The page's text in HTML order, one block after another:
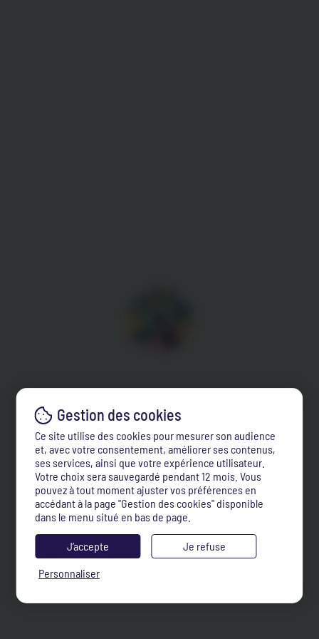
Ce site utilise des cookies pour mesurer son audience
et, avec votre consentement, améliorer ses contenus,
ses services, ainsi que votre expérience utilisateur.
Votre choix sera sauvegardé pendant 12 mois. Vous
pouvez à tout moment ajuster vos préférences en
accédant à la page "Gestion des cookies" disponible
dans le menu situé en bas de page.
J’accepte
Je refuse
Personnaliser